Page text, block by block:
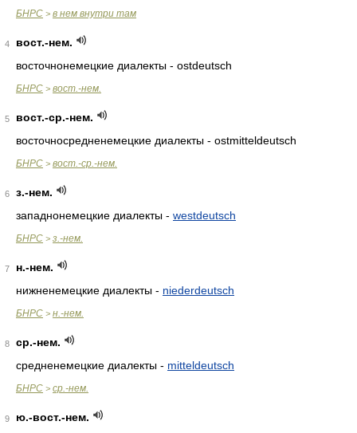
БНРС > в нем внутри там
4
вост.-нем.
восточнонемецкие диалекты - ostdeutsch
БНРС > вост.-нем.
5
вост.-ср.-нем.
восточносредненемецкие диалекты - ostmitteldeutsch
БНРС > вост.-ср.-нем.
6
з.-нем.
западнонемецкие диалекты - westdeutsch
БНРС > з.-нем.
7
н.-нем.
нижненемецкие диалекты - niederdeutsch
БНРС > н.-нем.
8
ср.-нем.
средненемецкие диалекты - mitteldeutsch
БНРС > ср.-нем.
9
ю.-вост.-нем.